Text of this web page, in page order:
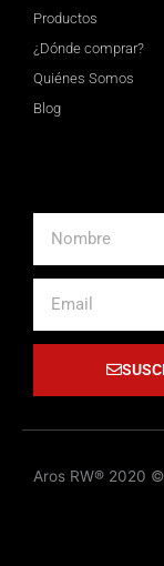
Productos
¿Dónde comprar?
Quiénes Somos
Blog
Aros RW® 2020